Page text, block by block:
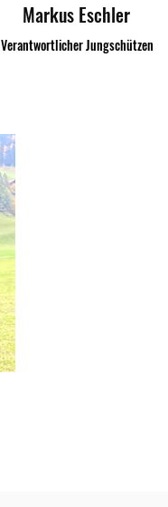
Markus Eschler
Verantwortlicher Jungschützen